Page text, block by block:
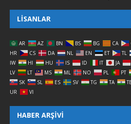
LISANLAR
AR AZ BN BS BG CA
HR
CS DA NL EN ET TL
IW
HI HU IS ID IT JA
LV
LT MS ML NO PL PT
SK
SL ES SV TG TA TE
UR
VI
HABER ARŞIVI